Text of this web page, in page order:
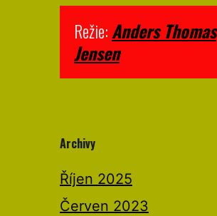
Režie:Anders Thomas
Jensen
Archivy
Říjen 2025
Červen 2023